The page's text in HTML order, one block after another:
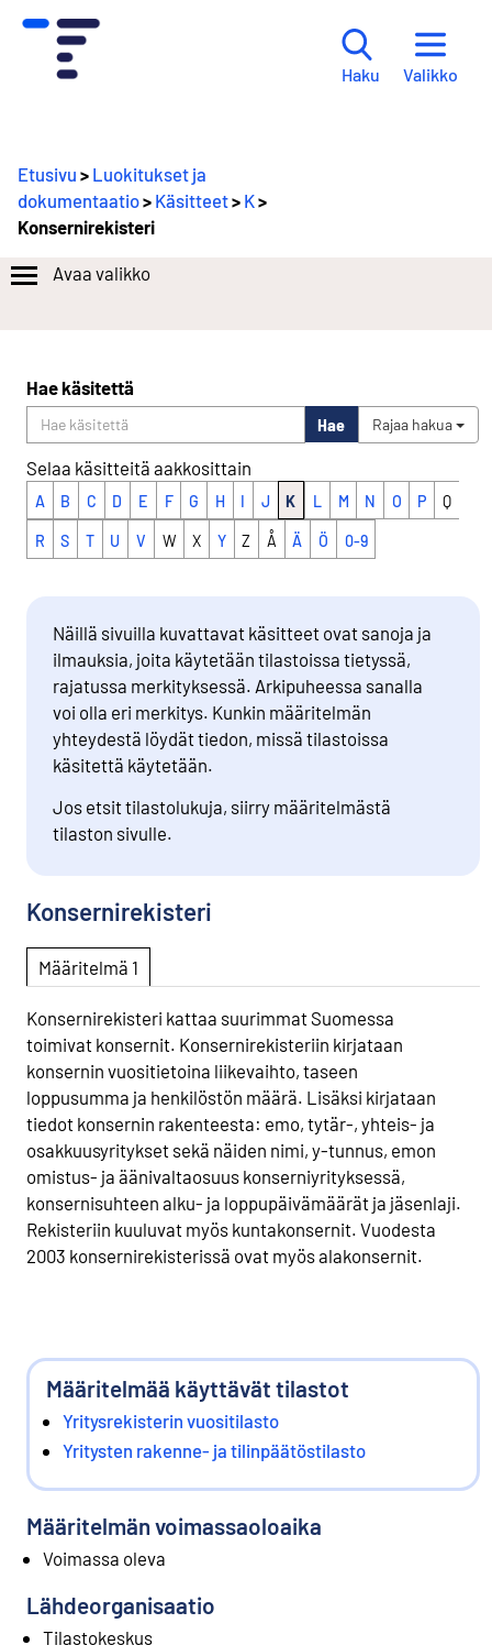
Haku Valikko
Etusivu > Luokitukset ja
dokumentaatio> Käsitteet> K>
Konsernirekisteri
Avaa valikko
Hae käsitettä
Hae Rajaa hakua
Selaa käsitteitä aakkosittain
A B C D E F G H I J K L M N O P Q
R S T U V W X Y Z Å Ä Ö 0-9
Näillä sivuilla kuvattavat käsitteet ovat sanoja ja
ilmauksia, joita käytetään tilastoissa tietyssä,
rajatussa merkityksessä. Arkipuheessa sanalla
voi olla eri merkitys. Kunkin määritelmän
yhteydestä löydät tiedon, missä tilastoissa
käsitettä käytetään.
Jos etsit tilastolukuja, siirry määritelmästä
tilaston sivulle.
Konsernirekisteri
Määritelmä 1
Konsernirekisteri kattaa suurimmat Suomessa
toimivat konsernit. Konsernirekisteriin kirjataan
konsernin vuositietoina liikevaihto, taseen
loppusumma ja henkilöstön määrä. Lisäksi kirjataan
tiedot konsernin rakenteesta: emo, tytär-, yhteis- ja
osakkuusyritykset sekä näiden nimi, y-tunnus, emon
omistus- ja äänivaltaosuus konserniyrityksessä,
konsernisuhteen alku- ja loppupäivämäärät ja jäsenlaji.
Rekisteriin kuuluvat myös kuntakonsernit. Vuodesta
2003 konsernirekisterissä ovat myös alakonsernit.
Määritelmää käyttävät tilastot
Yritysrekisterin vuositilasto
Yritysten rakenne- ja tilinpäätöstilasto
Määritelmän voimassaoloaika
Voimassa oleva
Lähdeorganisaatio
Tilastokeskus